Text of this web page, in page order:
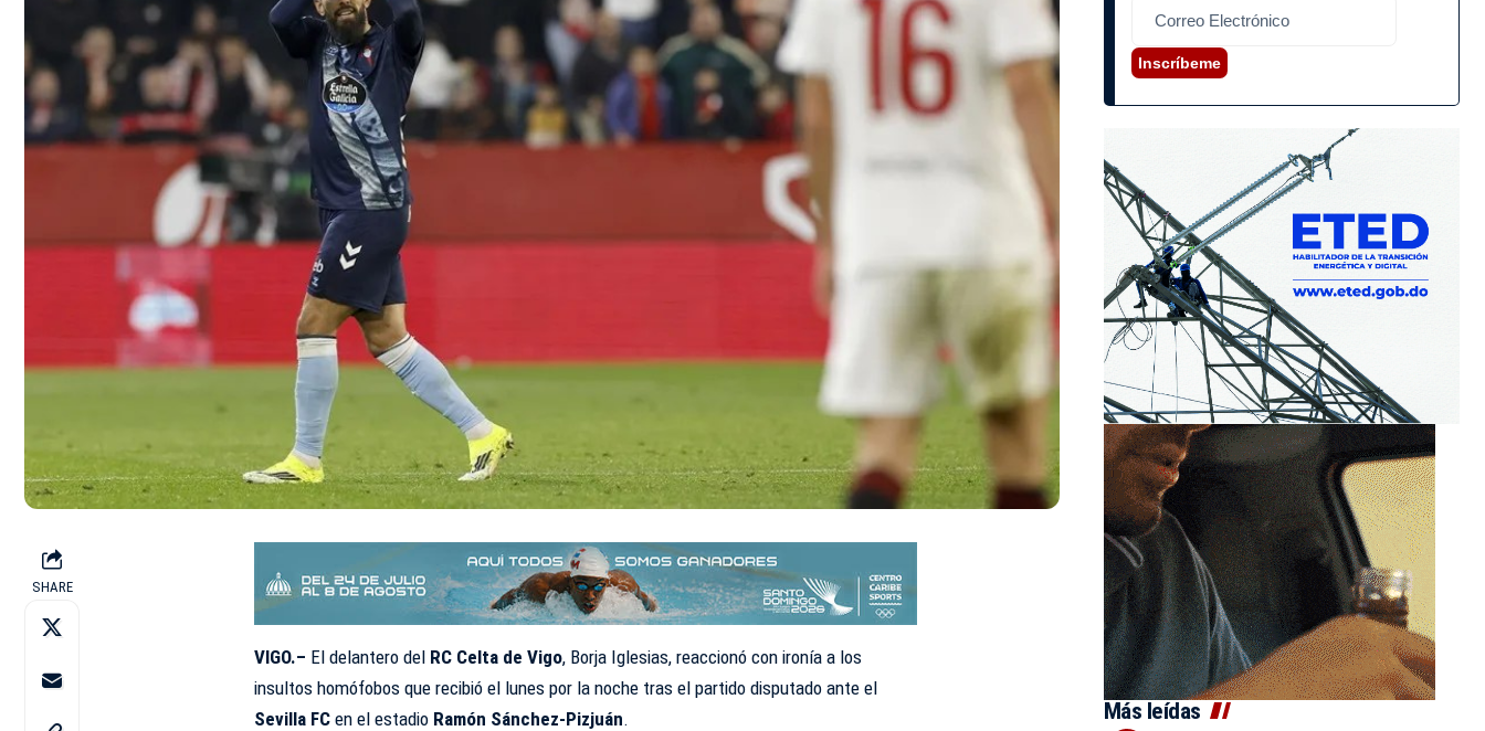
SHARE
VIGO.– El delantero del RC Celta de Vigo, Borja Iglesias, reaccionó con ironía a los
insultos homófobos que recibió el lunes por la noche tras el partido disputado ante el
Sevilla FC en el estadio Ramón Sánchez-Pizjuán.
Inscríbeme
Más leídas